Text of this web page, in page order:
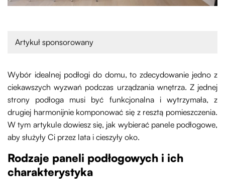
Artykuł sponsorowany
Wybór idealnej podłogi do domu, to zdecydowanie jedno z
ciekawszych wyzwań podczas urządzania wnętrza. Z jednej
strony podłoga musi być funkcjonalna i wytrzymała, z
drugiej harmonijnie komponować się z resztą pomieszczenia.
W tym artykule dowiesz się, jak wybierać panele podłogowe,
aby służyły Ci przez lata i cieszyły oko.
Rodzaje paneli podłogowych i ich
charakterystyka